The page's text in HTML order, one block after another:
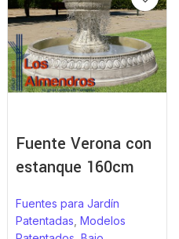
Fuente Verona con
estanque 160cm
Fuentes para Jardín
Patentadas Modelos